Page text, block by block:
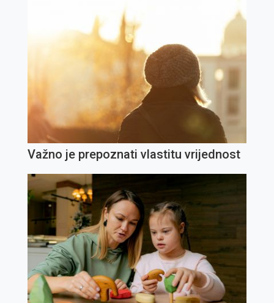
Važno je prepoznati vlastitu vrijednost